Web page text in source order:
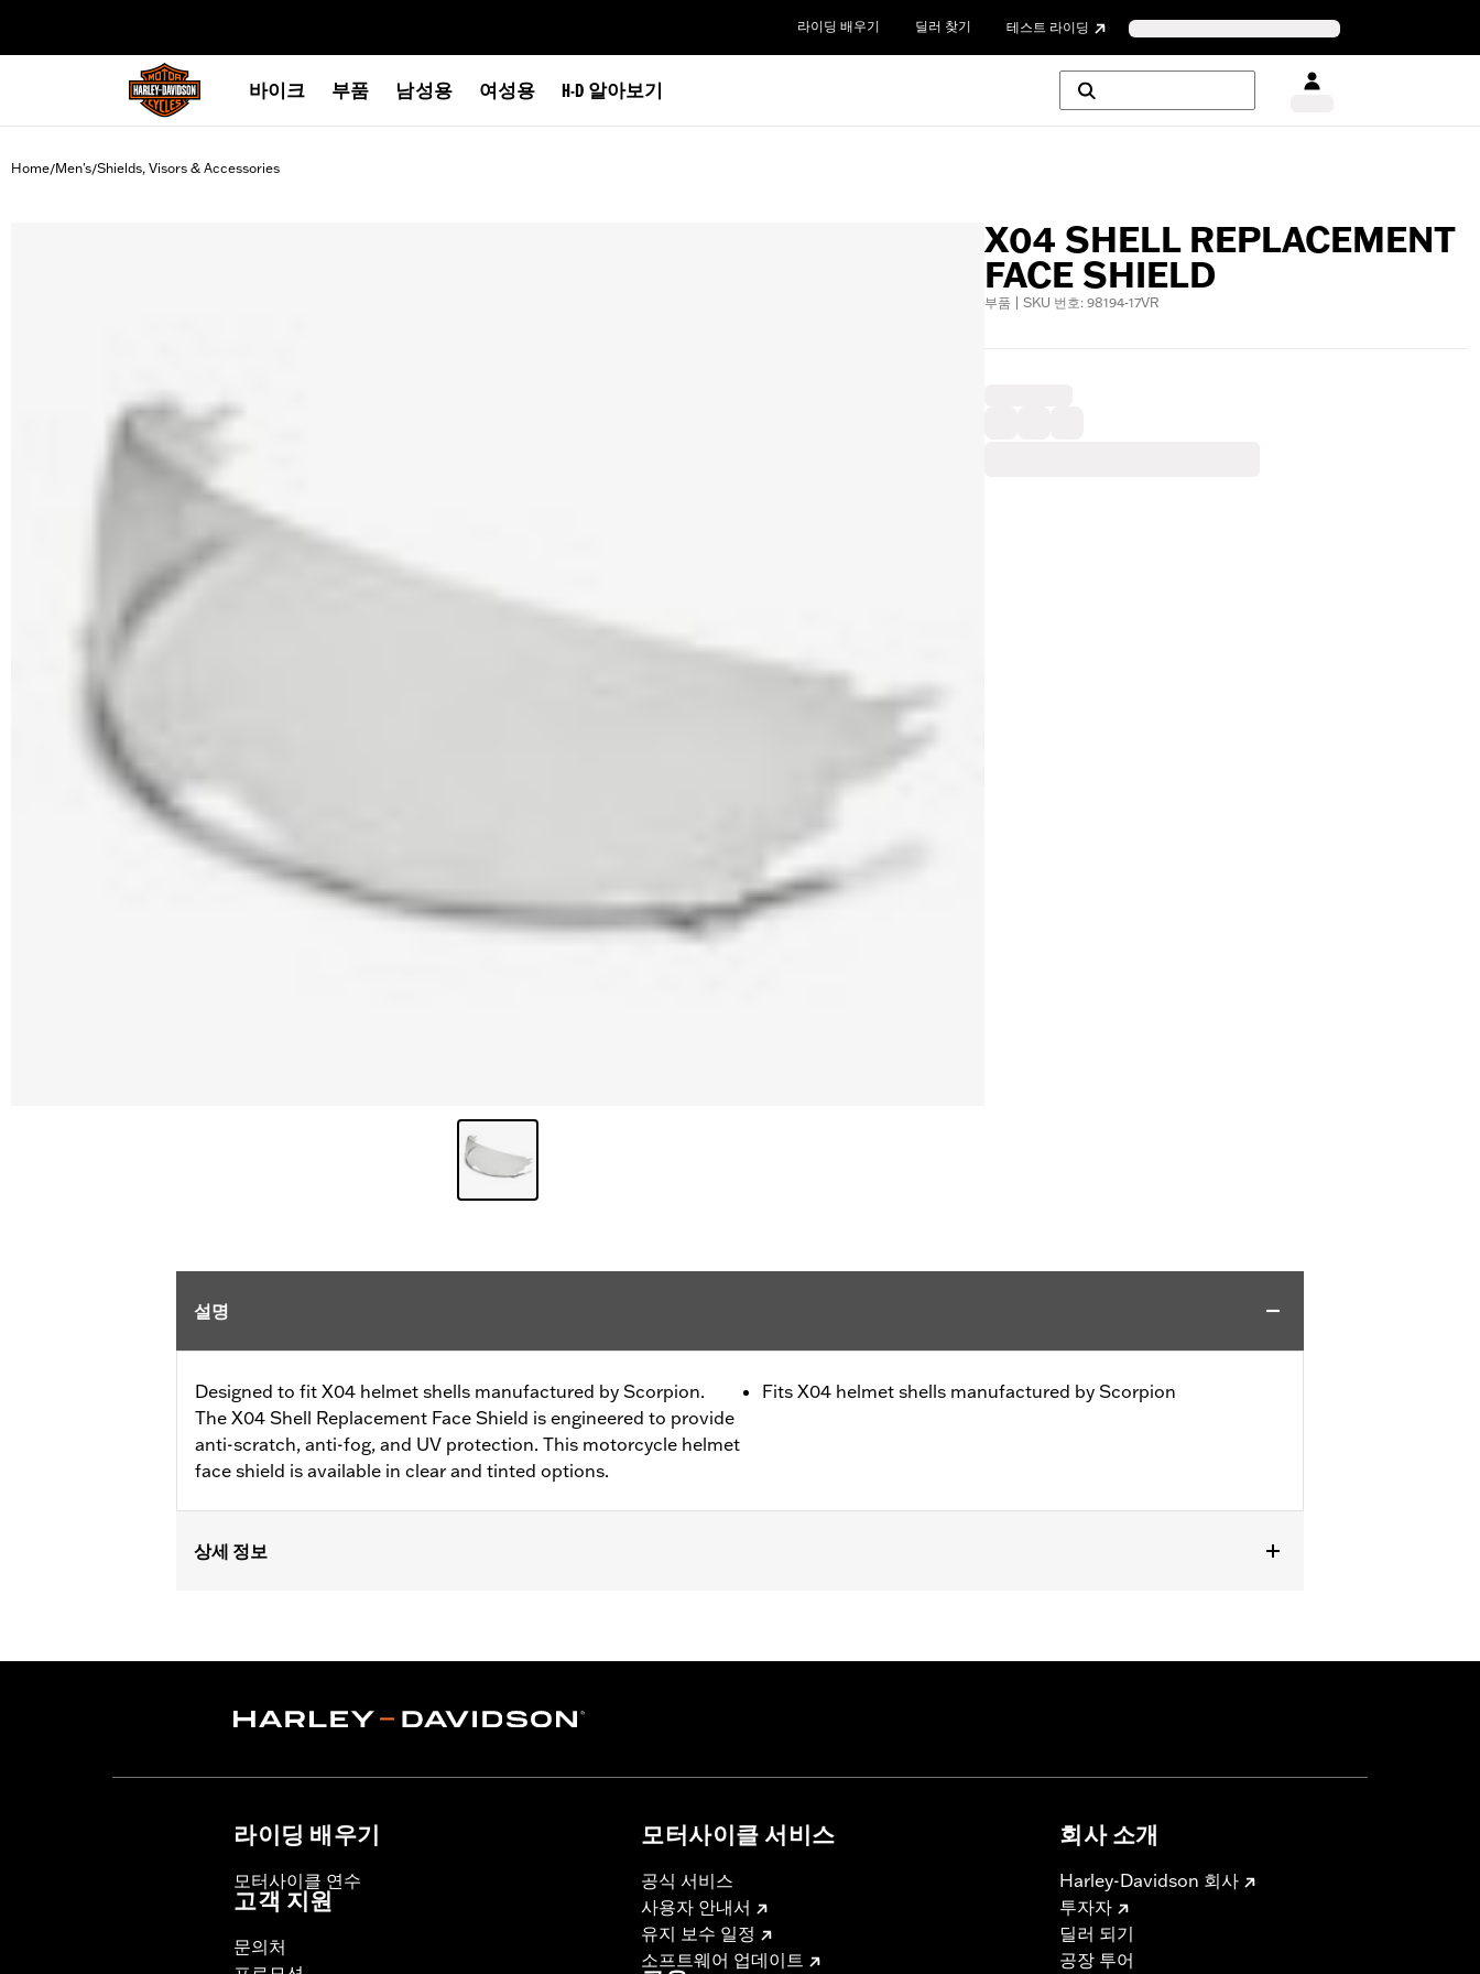
라이딩 배우기 딜러 찾기 테스트 라이딩
바이크 부품 남성용 여성용 H-D 알아보기
Home/Men's/Shields, Visors & Accessories
X04 SHELL REPLACEMENT
FACE SHIELD
부품 | SKU 번호: 98194-17VR
설명
Designed to fit X04 helmet shells manufactured by Scorpion.
The X04 Shell Replacement Face Shield is engineered to provide
anti-scratch, anti-fog, and UV protection. This motorcycle helmet
face shield is available in clear and tinted options.
Fits X04 helmet shells manufactured by Scorpion
상세 정보
WARRANTY:90 day limited warranty – Go towww.h-d.com/warrantyfor full details
라이딩 배우기
모터사이클 연수
고객 지원
문의처
모터사이클 서비스
공식 서비스
사용자 안내서
유지 보수 일정
소프트웨어 업데이트
회사 소개
Harley-Davidson 회사
투자자
딜러 되기
공장 투어